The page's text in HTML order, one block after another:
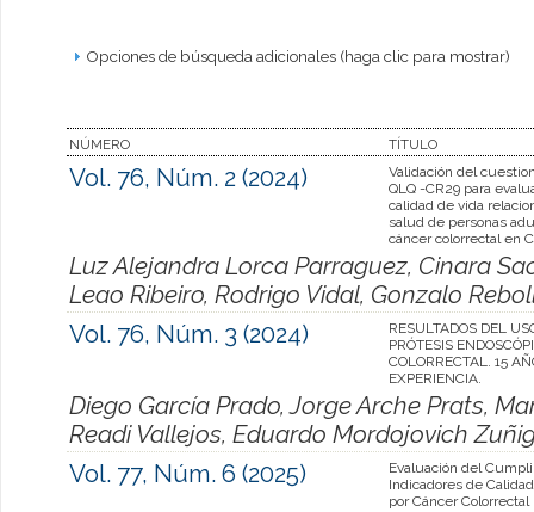
Opciones de búsqueda adicionales (haga clic para mostrar)
NÚMERO TÍTULO
Vol. 76, Núm. 2 (2024)
Validación del
QLQ -CR29 para
calidad de vida
salud de personas
cáncer colorrectal en
Luz Alejandra Lorca Parraguez, Cinara
Leao Ribeiro, Rodrigo Vidal, Gonzalo
Vol. 76, Núm. 3 (2024)
RESULTADOS DEL
PRÓTESIS
COLORRECTAL. 15
EXPERIENCIA.
Diego García Prado, Jorge Arche Prats,
Readi Vallejos, Eduardo Mordojovich
Vol. 77, Núm. 6 (2025)
Evaluación del
Indicadores de
por Cáncer Colorrectal